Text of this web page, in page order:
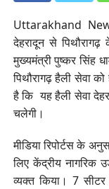
Uttarakhand
देहरादून से
मुख्यमंत्री पुष्कर सिंह
पिथौरागढ़ हैली सेवा
है कि यह हैली सेवा
चलेगी।
मीडिया रिपोर्टस के
लिए केंद्रीय नागरिक
व्यक्त किया। 7